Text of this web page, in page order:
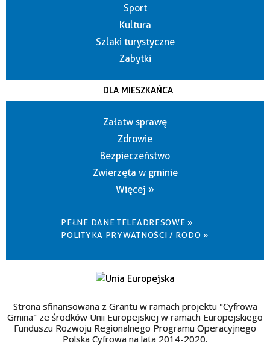
Sport
Kultura
Szlaki turystyczne
Zabytki
DLA MIESZKAŃCA
Załatw sprawę
Zdrowie
Bezpieczeństwo
Zwierzęta w gminie
Więcej »
PEŁNE DANE TELEADRESOWE »
POLITYKA PRYWATNOŚCI / RODO »
Strona sfinansowana z Grantu w ramach projektu "Cyfrowa
Gmina" ze środków Unii Europejskiej w ramach Europejskiego
Funduszu Rozwoju Regionalnego Programu Operacyjnego
Polska Cyfrowa na lata 2014-2020.